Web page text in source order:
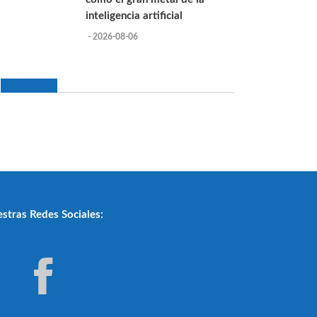
inteligencia artificial
- 2026-08-06
Redes Sociales: